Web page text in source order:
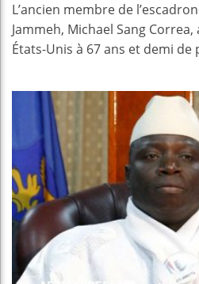
L’ancien membre de
Jammeh, Michael Sang
États-Unis à 67 ans et demi de